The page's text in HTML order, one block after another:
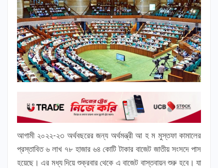
আগামী ২০২২-২৩ অর্থবছরের জন্য অর্থমন্ত্রী আ হ ম মুস্তফা কামালের
প্রস্তাবিত ৬ লাখ ৭৮ হাজার ৬৪ কোটি টাকার বাজেট জাতীয় সংসদে পাস
হয়েছে। এর মধ্য দিয়ে শুক্রবার থেকে এ বাজেট বাস্তবায়ন শুরু হবে। যা